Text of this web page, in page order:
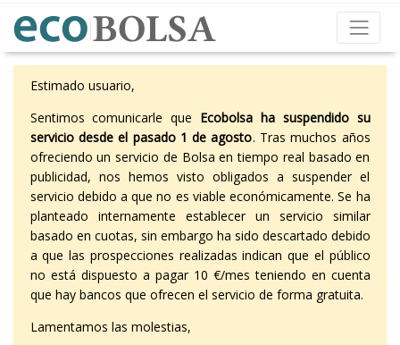
Estimado usuario,
Sentimos comunicarle que Ecobolsa ha suspendido su
servicio desde el pasado 1 de agosto. Tras muchos años
ofreciendo un servicio de Bolsa en tiempo real basado en
publicidad, nos hemos visto obligados a suspender el
servicio debido a que no es viable económicamente. Se ha
planteado internamente establecer un servicio similar
basado en cuotas, sin embargo ha sido descartado debido
a que las prospecciones realizadas indican que el público
no está dispuesto a pagar 10 €/mes teniendo en cuenta
que hay bancos que ofrecen el servicio de forma gratuita.
Lamentamos las molestias,